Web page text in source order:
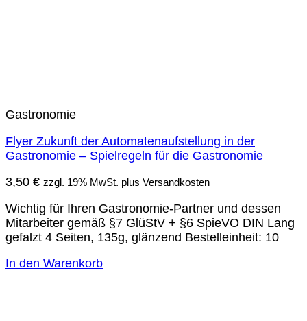
Gastronomie
Flyer Zukunft der Automatenaufstellung in der
Gastronomie – Spielregeln für die Gastronomie
3,50 € zzgl. 19% MwSt. plus Versandkosten
Wichtig für Ihren Gastronomie-Partner und dessen
Mitarbeiter gemäß §7 GlüStV + §6 SpieVO DIN Lang
gefalzt 4 Seiten, 135g, glänzend Bestelleinheit: 10
In den Warenkorb